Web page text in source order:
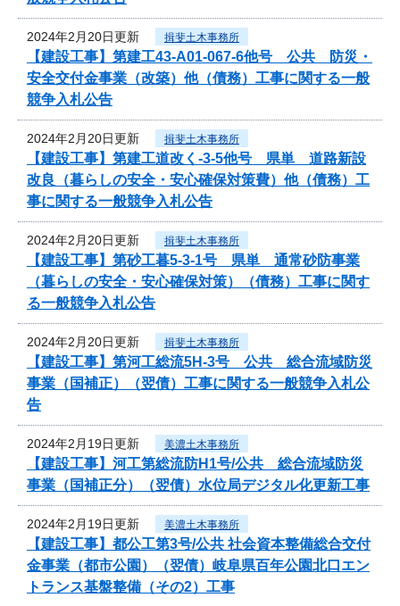
2024年2月20日更新 揖斐土木事務所
【建設工事】第建工43-A01-067-6他号 公共 防災・
安全交付金事業（改築）他（債務）工事に関する一般
競争入札公告
2024年2月20日更新 揖斐土木事務所
【建設工事】第建工道改く-3-5他号 県単 道路新設
改良（暮らしの安全・安心確保対策費）他（債務）工
事に関する一般競争入札公告
2024年2月20日更新 揖斐土木事務所
【建設工事】第砂工暮5-3-1号 県単 通常砂防事業
（暮らしの安全・安心確保対策）（債務）工事に関す
る一般競争入札公告
2024年2月20日更新 揖斐土木事務所
【建設工事】第河工総流5H-3号 公共 総合流域防災
事業（国補正）（翌債）工事に関する一般競争入札公
告
2024年2月19日更新 美濃土木事務所
【建設工事】河工第総流防H1号/公共 総合流域防災
事業（国補正分）（翌債）水位局デジタル化更新工事
2024年2月19日更新 美濃土木事務所
【建設工事】都公工第3号/公共 社会資本整備総合交付
金事業（都市公園）（翌債）岐阜県百年公園北口エン
トランス基盤整備（その2）工事